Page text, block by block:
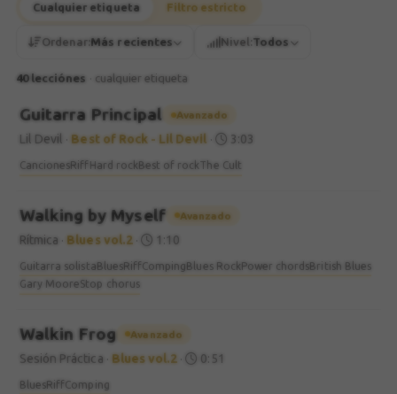
Cualquier etiqueta Filtro estricto
Ordenar:Más recientes Nivel: Todos
40 lecciónes · cualquier etiqueta
Guitarra Principal Avanzado
Lil Devil Best of Rock - Lil Devil 3:03
CancionesRiff Hard rockBest of rock The Cult
Walking by Myself Avanzado
Rítmica Blues vol.2· 1:10
Guitarra solistaBluesRiffCompingBlues RockPower chordsBritish Blues
Gary MooreStop chorus
Walkin Frog Avanzado
Sesión Práctica Blues vol.2 · 0:51
BluesRiffComping